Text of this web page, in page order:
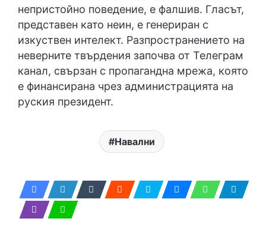
непристойно поведение, е фалшив. Гласът,
представен като неин, е генериран с
изкуствен интелект. Разпространението на
неверните твърдения започва от Телеграм
канал, свързан с пропагандна мрежа, която
е финансирана чрез администрацията на
руския президент.
Навални